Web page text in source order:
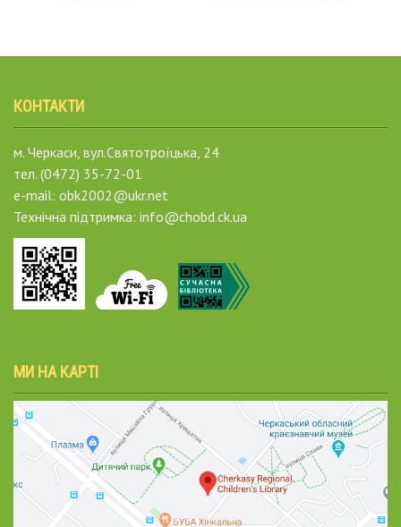
КОНТАКТИ
м. Черкаси, вул.Святотроїцька, 24
тел. (0472) 35-72-01
e-mail: obk2002@ukr.net
Технічна підтримка: info@chobd.ck.ua
МИ НА КАРТІ